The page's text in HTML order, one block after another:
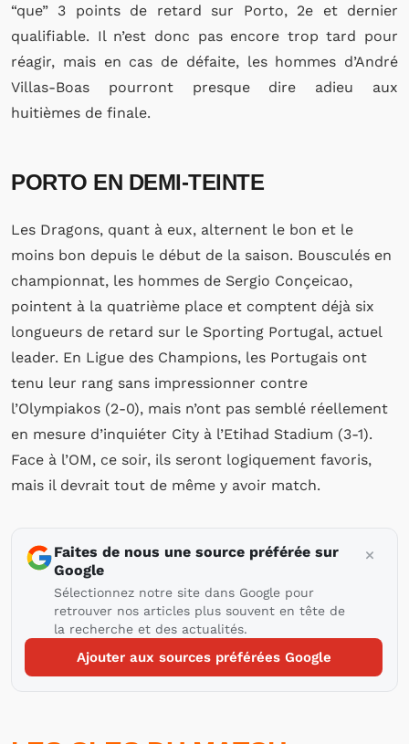
“que” 3 points de retard sur Porto, 2e et dernier
qualifiable. Il n’est donc pas encore trop tard pour
réagir, mais en cas de défaite, les hommes d’André
Villas-Boas pourront presque dire adieu aux
huitièmes de finale.
PORTO EN DEMI-TEINTE
Les Dragons, quant à eux, alternent le bon et le
moins bon depuis le début de la saison. Bousculés en
championnat, les hommes de Sergio Conçeicao,
pointent à la quatrième place et comptent déjà six
longueurs de retard sur le Sporting Portugal, actuel
leader. En Ligue des Champions, les Portugais ont
tenu leur rang sans impressionner contre
l’Olympiakos (2-0), mais n’ont pas semblé réellement
en mesure d’inquiéter City à l’Etihad Stadium (3-1).
Face à l’OM, ce soir, ils seront logiquement favoris,
mais il devrait tout de même y avoir match.
Faites de nous une source préférée sur
Google
Sélectionnez notre site dans Google pour
retrouver nos articles plus souvent en tête de
la recherche et des actualités.
Ajouter aux sources préférées Google